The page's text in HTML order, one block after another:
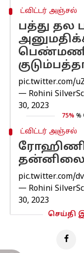
ட்விட்டர் அஞ்சல்
பத்து தல
pic.twitter.com/
— Rohini
30, 2023
75% %
ட்விட்டர் அஞ்சல்
ரோஹிணி
தன்னிலை
pic.twitter.com/
— Rohini
30, 2023
செய்தி